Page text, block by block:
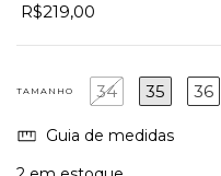
R$219,00
TAMANHO 34 35 36
Guia de medidas